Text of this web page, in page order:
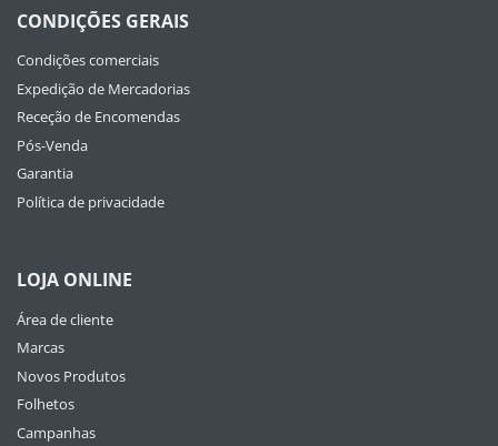
CONDIÇÕES GERAIS
Condições comerciais
Expedição de Mercadorias
Receção de Encomendas
Pós-Venda
Garantia
Política de privacidade
LOJA ONLINE
Área de cliente
Marcas
Novos Produtos
Folhetos
Campanhas